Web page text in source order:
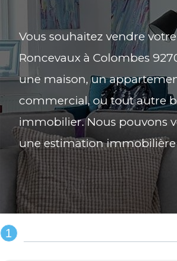
Vous souhaitez vendre
Roncevaux à Colombes
une maison, un
commercial, ou tout autre
immobilier. Nous pouvons
une estimation
REMPLIR LE
1